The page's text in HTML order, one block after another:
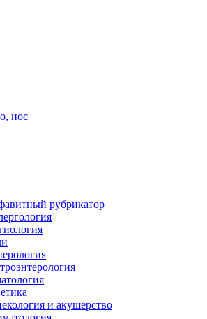
нос
рубрикатор
и акушерство